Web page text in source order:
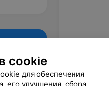
cookie
для обеспечения
его улучшения, сбора